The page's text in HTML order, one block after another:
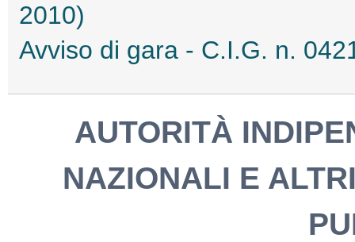
2010)
Avviso di gara - C.I.G. n.
AUTORITÀ
NAZIONALI E